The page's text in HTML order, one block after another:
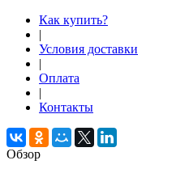
Как купить?
|
Условия доставки
|
Оплата
|
Контакты
Обзор